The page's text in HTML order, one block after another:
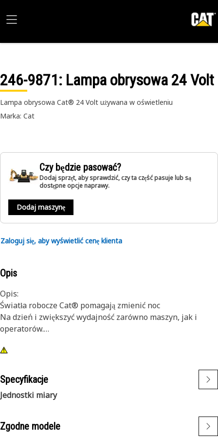
246-9871: Lampa obrysowa 24 Volt
Lampa obrysowa Cat® 24 Volt używana w oświetleniu
Marka: Cat
Czy będzie pasować?
Dodaj sprzęt, aby sprawdzić, czy ta część pasuje lub są
dostępne opcje naprawy.
Dodaj maszynę
Zaloguj się, aby wyświetlić cenę klienta
Opis
Opis:
Światła robocze Cat® pomagają zmienić noc
Na dzień i zwiększyć wydajność zarówno maszyn, jak i
operatorów.
Atrybuty:
wysokim poziomie drgań w małych i dużych maszynach.
2) Światła Cat można zamontować także w innych
maszynach znajdujących się we flocie oraz zastosować w
Zastosowania:
Specyfikacje
Jednostki miary
Zgodne modele